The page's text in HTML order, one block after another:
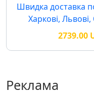
Швидка доставка
Харкові, Львові,
2739.00
Реклама